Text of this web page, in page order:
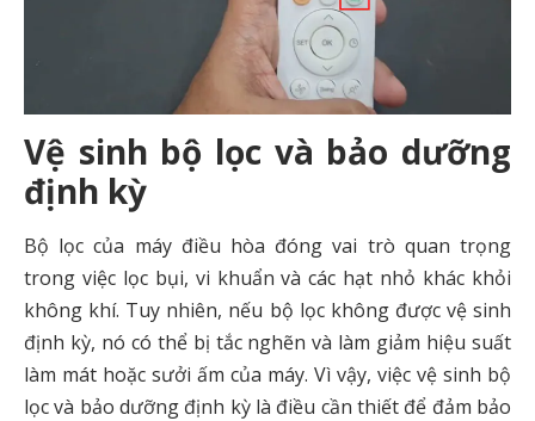
Vệ sinh bộ lọc và bảo dưỡng
định kỳ
Bộ lọc của máy điều hòa đóng vai trò quan trọng
trong việc lọc bụi, vi khuẩn và các hạt nhỏ khác khỏi
không khí. Tuy nhiên, nếu bộ lọc không được vệ sinh
định kỳ, nó có thể bị tắc nghẽn và làm giảm hiệu suất
làm mát hoặc sưởi ấm của máy. Vì vậy, việc vệ sinh bộ
lọc và bảo dưỡng định kỳ là điều cần thiết để đảm bảo